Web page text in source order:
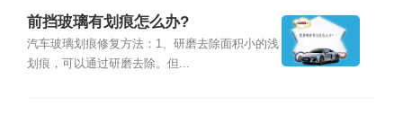
前挡玻璃有划痕怎么办?
汽车玻璃划痕修复方法：1、研磨去除面积小的浅
划痕，可以通过研磨去除。但...